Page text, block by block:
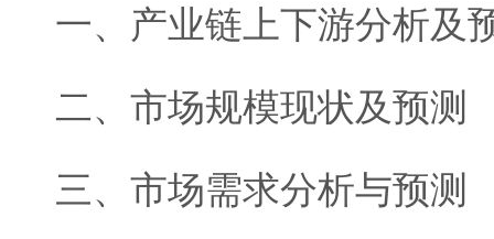
一、产业链上下游分析及
二、市场规模现状及预测
三、市场需求分析与预测